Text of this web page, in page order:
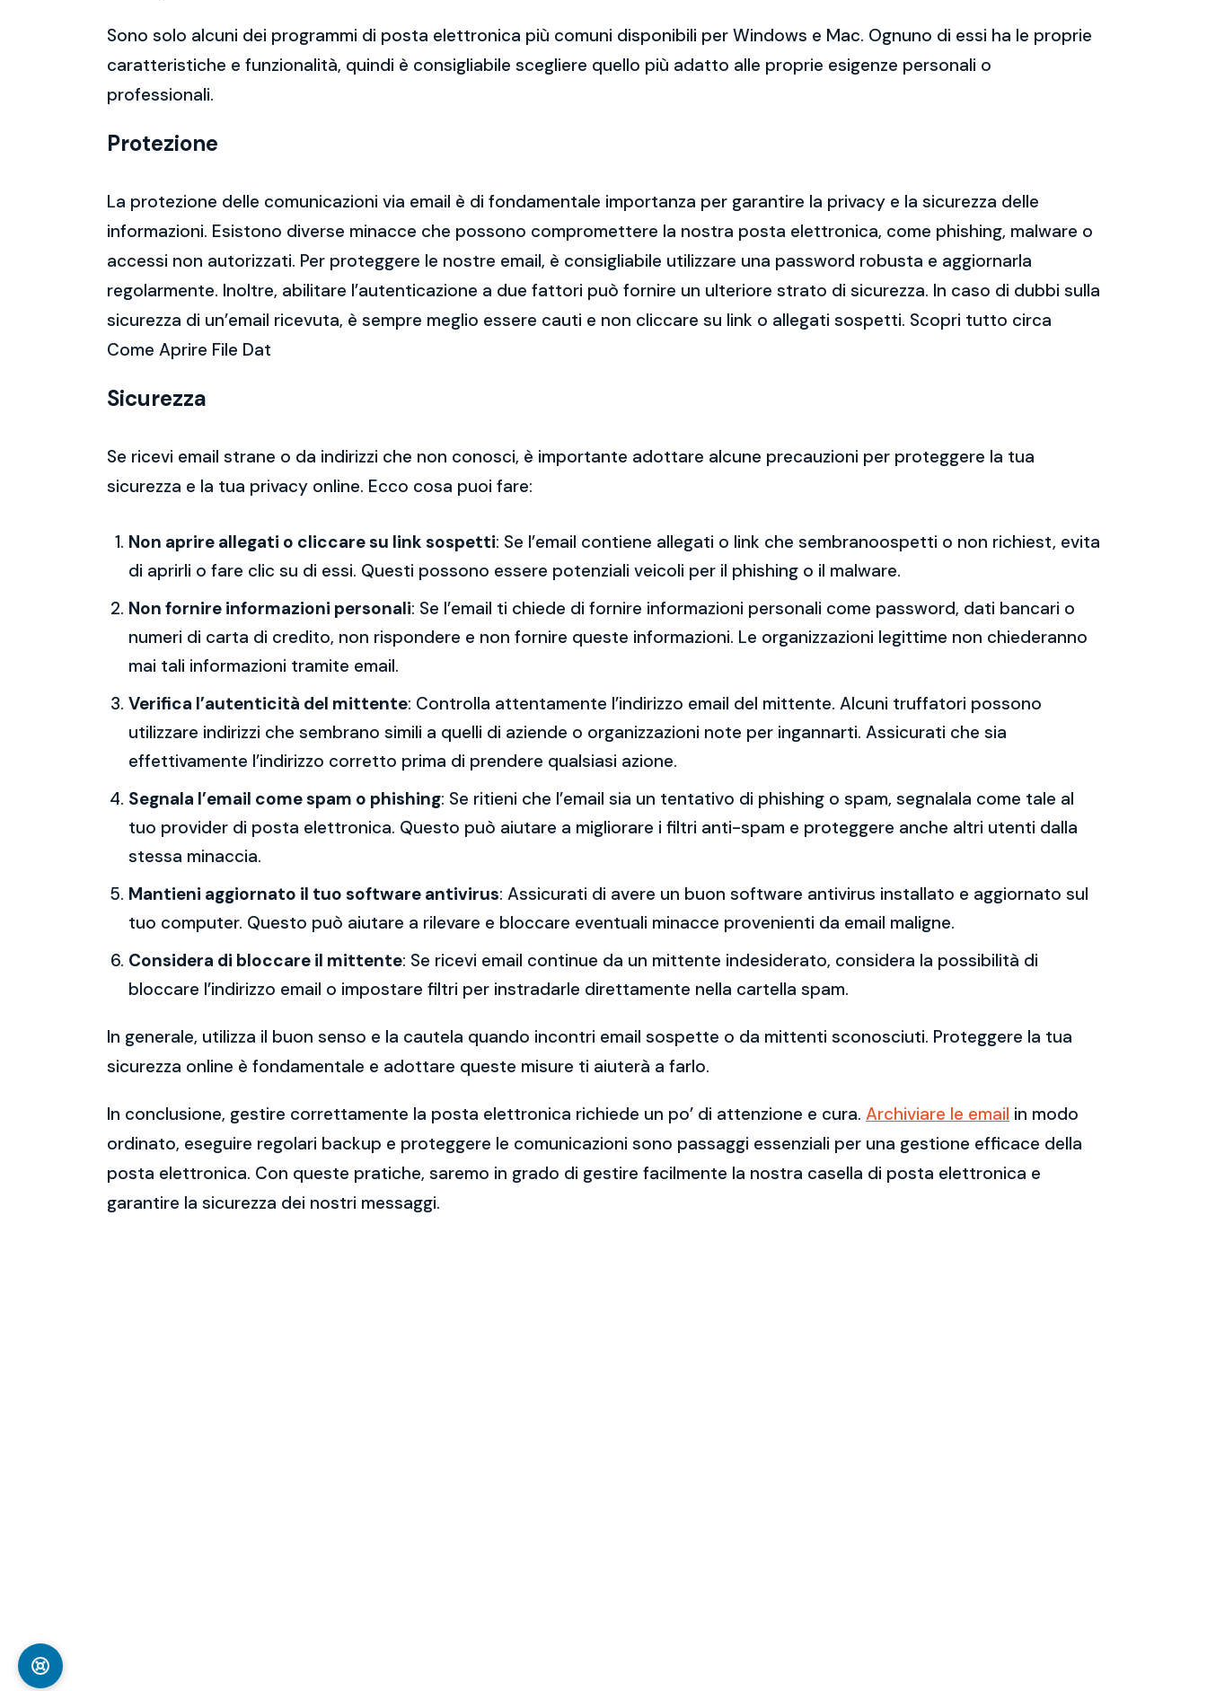
Sono solo alcuni dei programmi di posta elettronica più comuni disponibili per Windows e Mac. Ognuno di essi ha le proprie
caratteristiche e funzionalità, quindi è consigliabile scegliere quello più adatto alle proprie esigenze personali o
professionali.
Protezione
La protezione delle comunicazioni via email è di fondamentale importanza per garantire la privacy e la sicurezza delle
informazioni. Esistono diverse minacce che possono compromettere la nostra posta elettronica, come phishing, malware o
accessi non autorizzati. Per proteggere le nostre email, è consigliabile utilizzare una password robusta e aggiornarla
regolarmente. Inoltre, abilitare l’autenticazione a due fattori può fornire un ulteriore strato di sicurezza. In caso di dubbi sulla
sicurezza di un’email ricevuta, è sempre meglio essere cauti e non cliccare su link o allegati sospetti. Scopri tutto circa
Come Aprire File Dat
Sicurezza
Se ricevi email strane o da indirizzi che non conosci, è importante adottare alcune precauzioni per proteggere la tua
sicurezza e la tua privacy online. Ecco cosa puoi fare:
Non aprire allegati o cliccare su link sospetti: Se l’email contiene allegati o link che sembranoospetti o non richiest, evita
di aprirli o fare clic su di essi. Questi possono essere potenziali veicoli per il phishing o il malware.
Non fornire informazioni personali: Se l’email ti chiede di fornire informazioni personali come password, dati bancari o
numeri di carta di credito, non rispondere e non fornire queste informazioni. Le organizzazioni legittime non chiederanno
mai tali informazioni tramite email.
Verifica l’autenticità del mittente: Controlla attentamente l’indirizzo email del mittente. Alcuni truffatori possono
utilizzare indirizzi che sembrano simili a quelli di aziende o organizzazioni note per ingannarti. Assicurati che sia
effettivamente l’indirizzo corretto prima di prendere qualsiasi azione.
Segnala l’email come spam o phishing: Se ritieni che l’email sia un tentativo di phishing o spam, segnalala come tale al
tuo provider di posta elettronica. Questo può aiutare a migliorare i filtri anti-spam e proteggere anche altri utenti dalla
stessa minaccia.
Mantieni aggiornato il tuo software antivirus: Assicurati di avere un buon software antivirus installato e aggiornato sul
tuo computer. Questo può aiutare a rilevare e bloccare eventuali minacce provenienti da email maligne.
Considera di bloccare il mittente: Se ricevi email continue da un mittente indesiderato, considera la possibilità di
bloccare l’indirizzo email o impostare filtri per instradarle direttamente nella cartella spam.
In generale, utilizza il buon senso e la cautela quando incontri email sospette o da mittenti sconosciuti. Proteggere la tua
sicurezza online è fondamentale e adottare queste misure ti aiuterà a farlo.
In conclusione, gestire correttamente la posta elettronica richiede un po’ di attenzione e cura. Archiviare le email in modo
ordinato, eseguire regolari backup e proteggere le comunicazioni sono passaggi essenziali per una gestione efficace della
posta elettronica. Con queste pratiche, saremo in grado di gestire facilmente la nostra casella di posta elettronica e
garantire la sicurezza dei nostri messaggi.